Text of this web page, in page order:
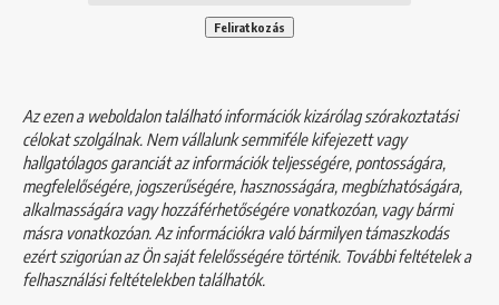
Az ezen a weboldalon található információk kizárólag szórakoztatási
célokat szolgálnak. Nem vállalunk semmiféle kifejezett vagy
hallgatólagos garanciát az információk teljességére, pontosságára,
megfelelőségére, jogszerűségére, hasznosságára, megbízhatóságára,
alkalmasságára vagy hozzáférhetőségére vonatkozóan, vagy bármi
másra vonatkozóan. Az információkra való bármilyen támaszkodás
ezért szigorúan az Ön saját felelősségére történik. További feltételek a
felhasználási feltételekbentalálhatók.